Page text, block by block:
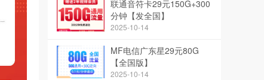
联通音符卡29元150G+300
分钟【发全国】
2025-10-14
MF电信广东星29元80G
【全国版】
2025-10-14